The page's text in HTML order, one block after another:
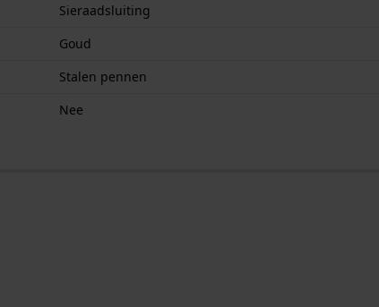
Sieraadsluiting
Goud
Stalen pennen
Nee